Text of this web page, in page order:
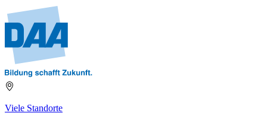
Viele Standorte